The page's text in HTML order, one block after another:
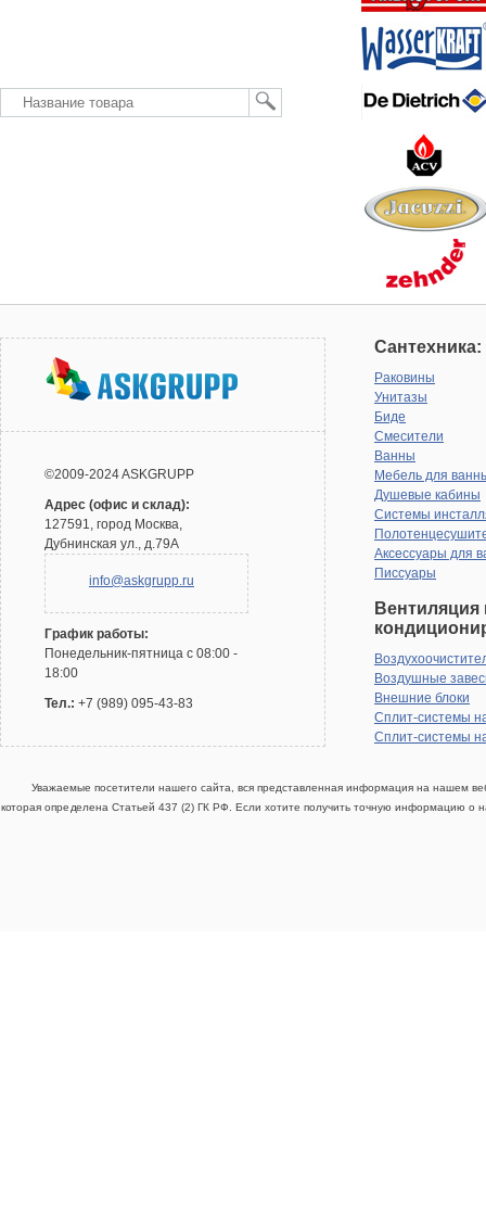
©2009-2024 ASKGRUPP
Адрес (офис и склад):
127591, город Москва,
Дубнинская ул., д.79А
info@askgrupp.ru
График работы:
Понедельник-пятница с 08:00 -
18:00
Тел.: +7 (989) 095-43-83
Сантехника:
Раковины
Унитазы
Биде
Смесители
Ванны
Мебель для
Душевые кабины
Системы
Аксессуары для
Писсуары
Вентиляция
Воздушные
Внешние блоки
Сплит-системы
Сплит-системы
Уважаемые посетители нашего сайта, вся представленная информация на нашем
которая определена Статьей 437 (2) ГК РФ. Если хотите получить точную информацию о